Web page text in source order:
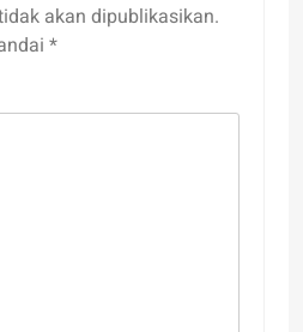
akan dipublikasikan.
*